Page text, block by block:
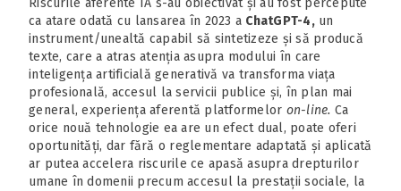
Riscurile aferente IA s-au obiectivat și au fost percepute
ca atare odată cu lansarea în 2023 a ChatGPT-4,un
instrument/unealtă capabil să sintetizeze și să producă
texte, care a atras atenția asupra modului în care
inteligența artificială generativă va transforma viața
profesională, accesul la servicii publice și, în plan mai
general, experiența aferentă platformelor on-line. Ca
orice nouă tehnologie ea are un efect dual, poate oferi
oportunități, dar fără o reglementare adaptată și aplicată
ar putea accelera riscurile ce apasă asupra drepturilor
umane în domenii precum accesul la prestații sociale, la